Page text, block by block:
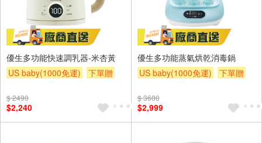
優生多功能快速調乳器-米杏黃
US baby(1000免運)
下單贈
$ 2490
$2,240
優生多功能蒸氣烘乾消毒鍋
US baby(1000免運)
下單贈
$ 3600
$2,999